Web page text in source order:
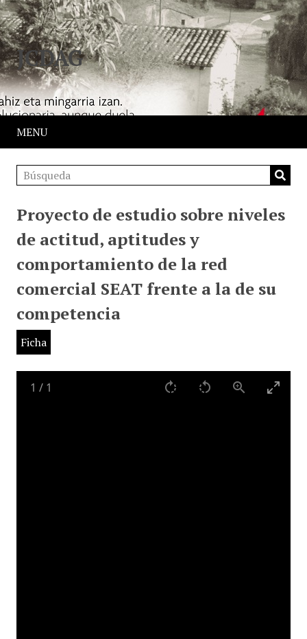
JCDAG
MENU
Proyecto de estudio sobre niveles
de actitud, aptitudes y
comportamiento de la red
comercial SEAT frente a la de su
competencia
Ficha
1 / 1